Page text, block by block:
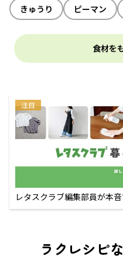
きゅうり
ピーマン
食材を
注目
レタスクラブ編集部員が本
ラクレシピ